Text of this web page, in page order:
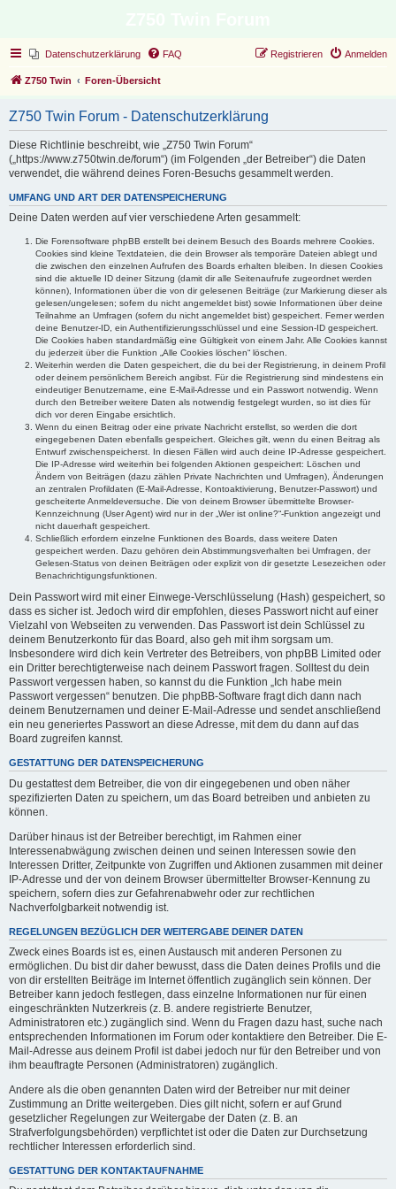
Datenschutzerklärung FAQ Anmelden
Registrieren
Z750 Twin Foren-Übersicht
Z750 Twin Forum - Datenschutzerklärung
Diese Richtlinie beschreibt, wie „Z750 Twin Forum“
(„https://www.z750twin.de/forum“) (im Folgenden „der Betreiber“) die Daten
verwendet, die während deines Foren-Besuchs gesammelt werden.
UMFANG UND ART DER DATENSPEICHERUNG
Deine Daten werden auf vier verschiedene Arten gesammelt:
Die Forensoftware phpBB erstellt bei deinem Besuch des Boards mehrere Cookies.
Cookies sind kleine Textdateien, die dein Browser als temporäre Dateien ablegt und
die zwischen den einzelnen Aufrufen des Boards erhalten bleiben. In diesen Cookies
sind die aktuelle ID deiner Sitzung (damit dir alle Seitenaufrufe zugeordnet werden
können), Informationen über die von dir gelesenen Beiträge (zur Markierung dieser als
gelesen/ungelesen; sofern du nicht angemeldet bist) sowie Informationen über deine
Teilnahme an Umfragen (sofern du nicht angemeldet bist) gespeichert. Ferner werden
deine Benutzer-ID, ein Authentifizierungsschlüssel und eine Session-ID gespeichert.
Die Cookies haben standardmäßig eine Gültigkeit von einem Jahr. Alle Cookies kannst
du jederzeit über die Funktion „Alle Cookies löschen“ löschen.
Weiterhin werden die Daten gespeichert, die du bei der Registrierung, in deinem Profil
oder deinem persönlichem Bereich angibst. Für die Registrierung sind mindestens ein
eindeutiger Benutzername, eine E-Mail-Adresse und ein Passwort notwendig. Wenn
durch den Betreiber weitere Daten als notwendig festgelegt wurden, so ist dies für
dich vor deren Eingabe ersichtlich.
Wenn du einen Beitrag oder eine private Nachricht erstellst, so werden die dort
eingegebenen Daten ebenfalls gespeichert. Gleiches gilt, wenn du einen Beitrag als
Entwurf zwischenspeicherst. In diesen Fällen wird auch deine IP-Adresse gespeichert.
Die IP-Adresse wird weiterhin bei folgenden Aktionen gespeichert: Löschen und
Ändern von Beiträgen (dazu zählen Private Nachrichten und Umfragen), Änderungen
an zentralen Profildaten (E-Mail-Adresse, Kontoaktivierung, Benutzer-Passwort) und
gescheiterte Anmeldeversuche. Die von deinem Browser übermittelte Browser-
Kennzeichnung (User Agent) wird nur in der „Wer ist online?“-Funktion angezeigt und
nicht dauerhaft gespeichert.
Schließlich erfordern einzelne Funktionen des Boards, dass weitere Daten
gespeichert werden. Dazu gehören dein Abstimmungsverhalten bei Umfragen, der
Gelesen-Status von deinen Beiträgen oder explizit von dir gesetzte Lesezeichen oder
Benachrichtigungsfunktionen.
Dein Passwort wird mit einer Einwege-Verschlüsselung (Hash) gespeichert, so
dass es sicher ist. Jedoch wird dir empfohlen, dieses Passwort nicht auf einer
Vielzahl von Webseiten zu verwenden. Das Passwort ist dein Schlüssel zu
deinem Benutzerkonto für das Board, also geh mit ihm sorgsam um.
Insbesondere wird dich kein Vertreter des Betreibers, von phpBB Limited oder
ein Dritter berechtigterweise nach deinem Passwort fragen. Solltest du dein
Passwort vergessen haben, so kannst du die Funktion „Ich habe mein
Passwort vergessen“ benutzen. Die phpBB-Software fragt dich dann nach
deinem Benutzernamen und deiner E-Mail-Adresse und sendet anschließend
ein neu generiertes Passwort an diese Adresse, mit dem du dann auf das
Board zugreifen kannst.
GESTATTUNG DER DATENSPEICHERUNG
Du gestattest dem Betreiber, die von dir eingegebenen und oben näher
spezifizierten Daten zu speichern, um das Board betreiben und anbieten zu
können.
Darüber hinaus ist der Betreiber berechtigt, im Rahmen einer
Interessenabwägung zwischen deinen und seinen Interessen sowie den
Interessen Dritter, Zeitpunkte von Zugriffen und Aktionen zusammen mit deiner
IP-Adresse und der von deinem Browser übermittelter Browser-Kennung zu
speichern, sofern dies zur Gefahrenabwehr oder zur rechtlichen
Nachverfolgbarkeit notwendig ist.
REGELUNGEN BEZÜGLICH DER WEITERGABE DEINER DATEN
Zweck eines Boards ist es, einen Austausch mit anderen Personen zu
ermöglichen. Du bist dir daher bewusst, dass die Daten deines Profils und die
von dir erstellten Beiträge im Internet öffentlich zugänglich sein können. Der
Betreiber kann jedoch festlegen, dass einzelne Informationen nur für einen
eingeschränkten Nutzerkreis (z. B. andere registrierte Benutzer,
Administratoren etc.) zugänglich sind. Wenn du Fragen dazu hast, suche nach
entsprechenden Informationen im Forum oder kontaktiere den Betreiber. Die E-
Mail-Adresse aus deinem Profil ist dabei jedoch nur für den Betreiber und von
ihm beauftragte Personen (Administratoren) zugänglich.
Andere als die oben genannten Daten wird der Betreiber nur mit deiner
Zustimmung an Dritte weitergeben. Dies gilt nicht, sofern er auf Grund
gesetzlicher Regelungen zur Weitergabe der Daten (z. B. an
Strafverfolgungsbehörden) verpflichtet ist oder die Daten zur Durchsetzung
rechtlicher Interessen erforderlich sind.
GESTATTUNG DER KONTAKTAUFNAHME